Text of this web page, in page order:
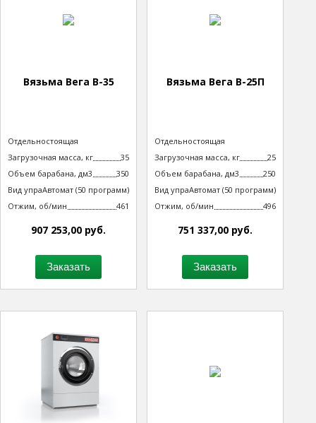
Вязьма Вега В-35
Тип машины
Отдельностоящая
неподрессоренная
Загрузочная масса, кг
35
Объем барабана, дм3
350
Вид управления
технологическим процессом
Автомат (50 программ)
Отжим, об/мин
461
907 253,00 руб.
Заказать
Вязьма Вега В-25П
Тип машины
Отдельностоящая
неподрессоренная
Загрузочная масса, кг
25
Объем барабана, дм3
250
Вид управления
технологическим процессом
Автомат (50 программ)
Отжим, об/мин
496
751 337,00 руб.
Заказать